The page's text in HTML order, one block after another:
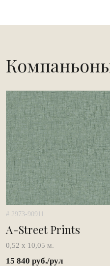
# 2973-90911
A-Street Prints
0,52 х 10,05 м.
15 840 руб./рул